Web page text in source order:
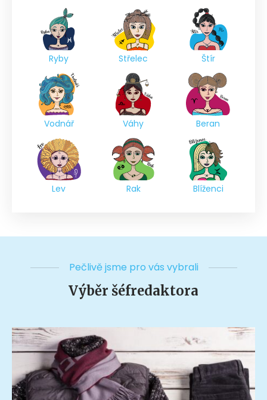
Ryby Střelec Štír
Vodnář Váhy Beran
Lev Rak Blíženci
Pečlivě jsme pro vás vybrali
Výběr šéfredaktora